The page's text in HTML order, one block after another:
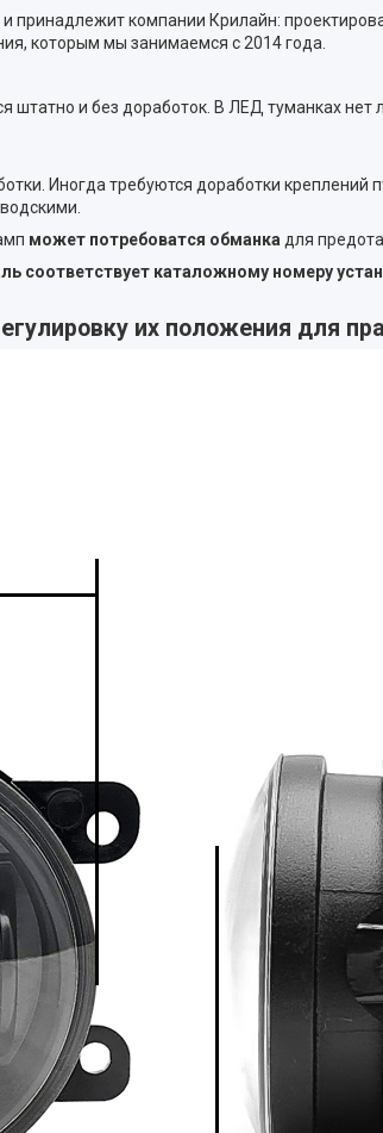
компании Крилайн:
которым мы занимаемся с 2014 года.
и без доработок. В ЛЕД туманках нет
Иногда требуются доработки
может потребоватся обманка для
соответствует каталожному номеру
их положения для